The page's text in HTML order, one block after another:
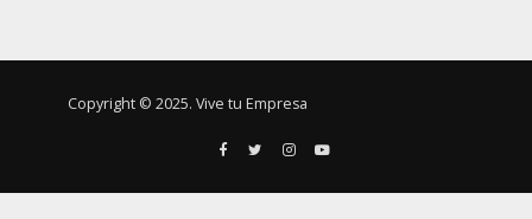
Copyright © 2025. Vive tu Empresa